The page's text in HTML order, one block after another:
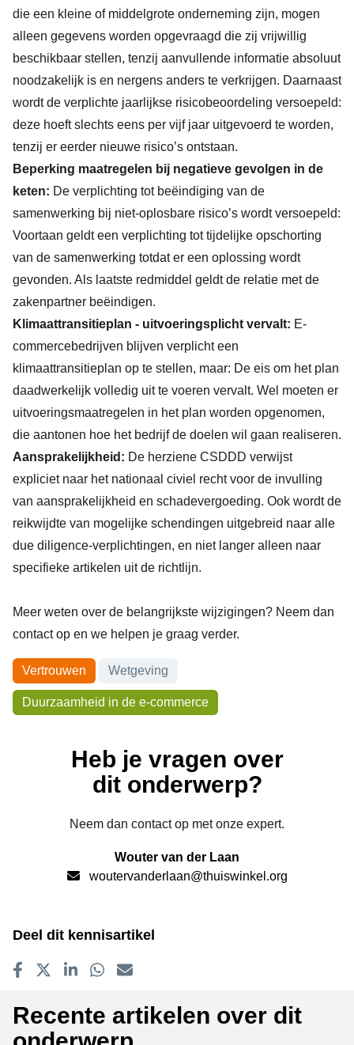
die een kleine of middelgrote onderneming zijn, mogen
alleen gegevens worden opgevraagd die zij vrijwillig
beschikbaar stellen, tenzij aanvullende informatie absoluut
noodzakelijk is en nergens anders te verkrijgen. Daarnaast
wordt de verplichte jaarlijkse risicobeoordeling versoepeld:
deze hoeft slechts eens per vijf jaar uitgevoerd te worden,
tenzij er eerder nieuwe risico’s ontstaan.
Beperking maatregelen bij negatieve gevolgen in de
keten: De verplichting tot beëindiging van de
samenwerking bij niet-oplosbare risico’s wordt versoepeld:
Voortaan geldt een verplichting tot tijdelijke opschorting
van de samenwerking totdat er een oplossing wordt
gevonden. Als laatste redmiddel geldt de relatie met de
zakenpartner beëindigen.
Klimaattransitieplan - uitvoeringsplicht vervalt: E-
commercebedrijven blijven verplicht een
klimaattransitieplan op te stellen, maar: De eis om het plan
daadwerkelijk volledig uit te voeren vervalt. Wel moeten er
uitvoeringsmaatregelen in het plan worden opgenomen,
die aantonen hoe het bedrijf de doelen wil gaan realiseren.
Aansprakelijkheid: De herziene CSDDD verwijst
expliciet naar het nationaal civiel recht voor de invulling
van aansprakelijkheid en schadevergoeding. Ook wordt de
reikwijdte van mogelijke schendingen uitgebreid naar alle
due diligence-verplichtingen, en niet langer alleen naar
specifieke artikelen uit de richtlijn.
Meer weten over de belangrijkste wijzigingen? Neem dan
contact op en we helpen je graag verder.
Onderwerpen
Vertrouwen Wetgeving
Duurzaamheid in de e-commerce
Heb je vragen over
dit onderwerp?
Neem dan contact op met onze expert.
Wouter van der Laan
woutervanderlaan@thuiswinkel.org
Deel dit kennisartikel
Recente artikelen over dit